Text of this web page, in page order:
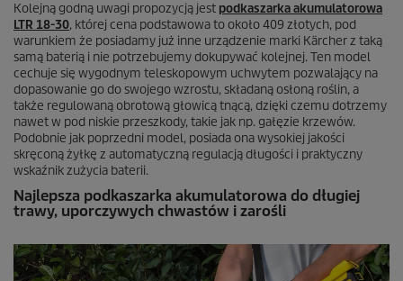
Kolejną godną uwagi propozycją jest podkaszarka akumulatorowa
LTR 18-30, której cena podstawowa to około 409 złotych, pod
warunkiem że posiadamy już inne urządzenie marki Kärcher z taką
samą baterią i nie potrzebujemy dokupywać kolejnej. Ten model
cechuje się wygodnym teleskopowym uchwytem pozwalający na
dopasowanie go do swojego wzrostu, składaną osłoną roślin, a
także regulowaną obrotową głowicą tnącą, dzięki czemu dotrzemy
nawet w pod niskie przeszkody, takie jak np. gałęzie krzewów.
Podobnie jak poprzedni model, posiada ona wysokiej jakości
skręconą żyłkę z automatyczną regulacją długości i praktyczny
wskaźnik zużycia baterii.
Najlepsza podkaszarka akumulatorowa do długiej
trawy, uporczywych chwastów i zarośli